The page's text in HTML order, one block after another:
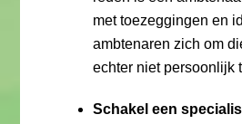
met toezeggingen en
ambtenaren zich om
echter niet persoonlijk
Schakel een